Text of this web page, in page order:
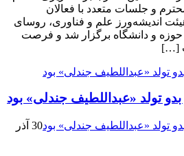
و جلسات متعدد با فعالان
اندیشه‌ورز علم و فناوری، روسای
حوزه و دانشگاه برگزار شد و فرصت
[…]
بدو تولد «عبداللطیف جندلی» بود
30 آذر